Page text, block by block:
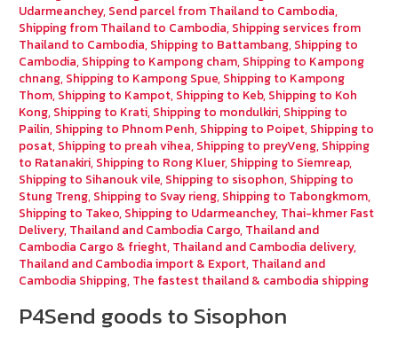
Udarmeanchey, Send parcel from Thailand to Cambodia,
Shipping from Thailand to Cambodia, Shipping services from
Thailand to Cambodia, Shipping to Battambang, Shipping to
Cambodia, Shipping to Kampong cham, Shipping to Kampong
chnang, Shipping to Kampong Spue, Shipping to Kampong
Thom, Shipping to Kampot, Shipping to Keb, Shipping to Koh
Kong, Shipping to Krati, Shipping to mondulkiri, Shipping to
Pailin, Shipping to Phnom Penh, Shipping to Poipet, Shipping to
posat, Shipping to preah vihea, Shipping to preyVeng, Shipping
to Ratanakiri, Shipping to Rong Kluer, Shipping to Siemreap,
Shipping to Sihanouk vile, Shipping to sisophon, Shipping to
Stung Treng, Shipping to Svay rieng, Shipping to Tabongkmom,
Shipping to Takeo, Shipping to Udarmeanchey, Thai-khmer Fast
Delivery, Thailand and Cambodia Cargo, Thailand and
Cambodia Cargo & frieght, Thailand and Cambodia delivery,
Thailand and Cambodia import & Export, Thailand and
Cambodia Shipping, The fastest thailand & cambodia shipping
P4Send goods to Sisophon